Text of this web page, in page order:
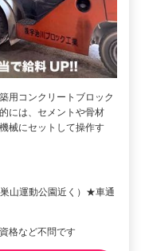
用コンクリートブロック
には、セメントや骨材
械にセットして操作す
山運動公園近く）★車通
格など不問です